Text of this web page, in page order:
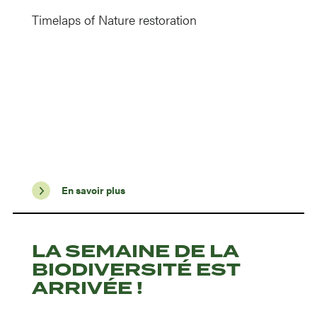
Timelaps of Nature restoration
En savoir plus
LA SEMAINE DE LA
BIODIVERSITÉ EST
ARRIVÉE !